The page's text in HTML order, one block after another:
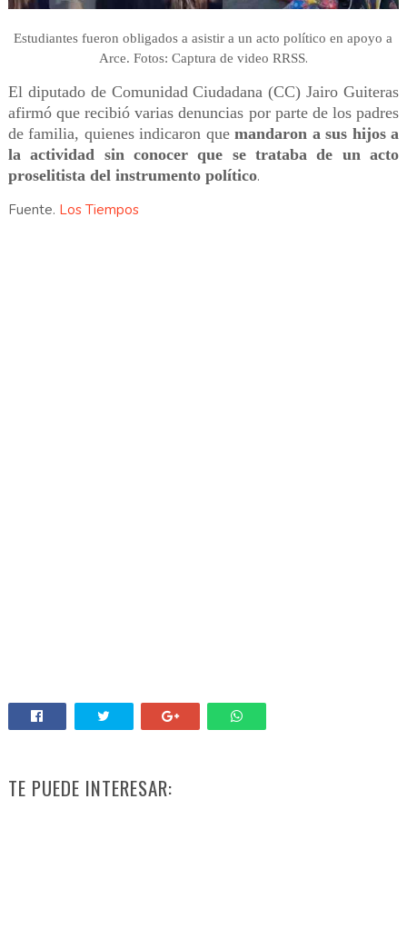
Estudiantes fueron obligados a asistir a un acto político en apoyo a
Arce. Fotos: Captura de video RRSS.
El diputado de Comunidad Ciudadana (CC) Jairo Guiteras
afirmó que recibió varias denuncias por parte de los padres
de familia, quienes indicaron quemandaron a sus hijos a
la actividad sin conocer que se trataba de un acto
proselitista del instrumento político.
Fuente. Los Tiempos
TE PUEDE INTERESAR: